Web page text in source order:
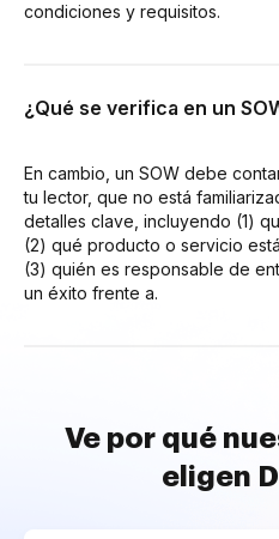
condiciones y requisitos.
¿Qué se verifica en un
En cambio, un SOW debe
tu lector, que no está
detalles clave, incluyendo (1)
(2) qué producto o servicio
(3) quién es responsable de
un éxito frente a.
Ve por qué
eligen